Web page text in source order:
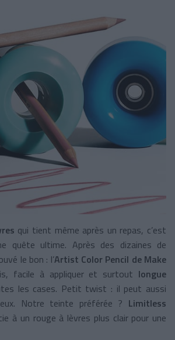
qui tient même après un repas, c’est
quête ultime. Après des dizaines de
le bon : l’Artist Color Pencil de Make
facile à appliquer et surtout longue
les cases. Petit twist : il peut aussi
Notre teinte préférée ? Limitless
à un rouge à lèvres plus clair pour une